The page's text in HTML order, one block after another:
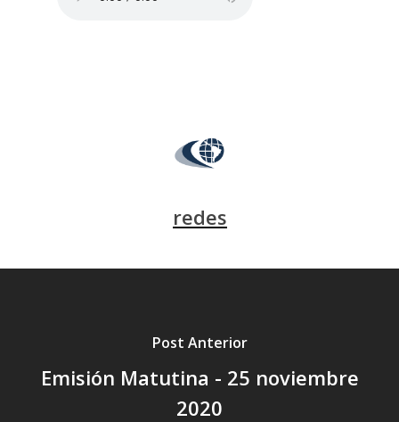
redes
Post Anterior
Emisión Matutina - 25 noviembre
2020